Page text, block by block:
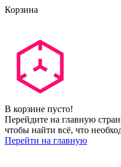
Корзина
В корзине пусто!
Перейдите на главную
чтобы найти всё, что
Перейти на главную